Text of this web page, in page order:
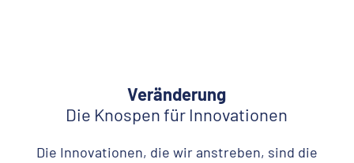
Veränderung
Die Knospen für Innovationen
Die Innovationen, die wir anstreben, sind die